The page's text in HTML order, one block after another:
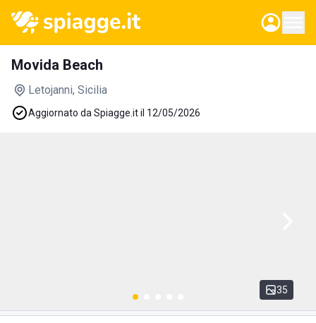
Movida Beach
Letojanni, Sicilia
Aggiornato da Spiagge.it il 12/05/2026
35